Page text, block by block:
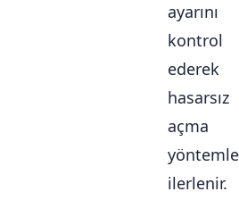
ayarını
kontrol
ederek
hasarsız
açma
ilerlenir.